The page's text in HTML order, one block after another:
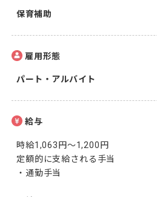
保育補助
雇用形態
パート・アルバイト
給与
時給1,063円～1,200円
定額的に支給される手当
・通勤手当